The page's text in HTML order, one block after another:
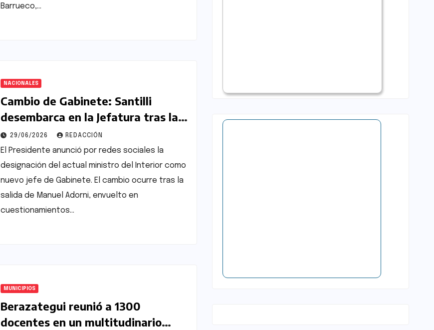
Barrueco,…
NACIONALES
Cambio de Gabinete: Santilli
desembarca en la Jefatura tras la
polémica renuncia de Adorni
29/06/2026 REDACCIÓN
El Presidente anunció por redes sociales la
designación del actual ministro del Interior como
nuevo jefe de Gabinete. El cambio ocurre tras la
salida de Manuel Adorni, envuelto en
cuestionamientos…
MUNICIPIOS
Berazategui reunió a 1300
docentes en un multitudinario